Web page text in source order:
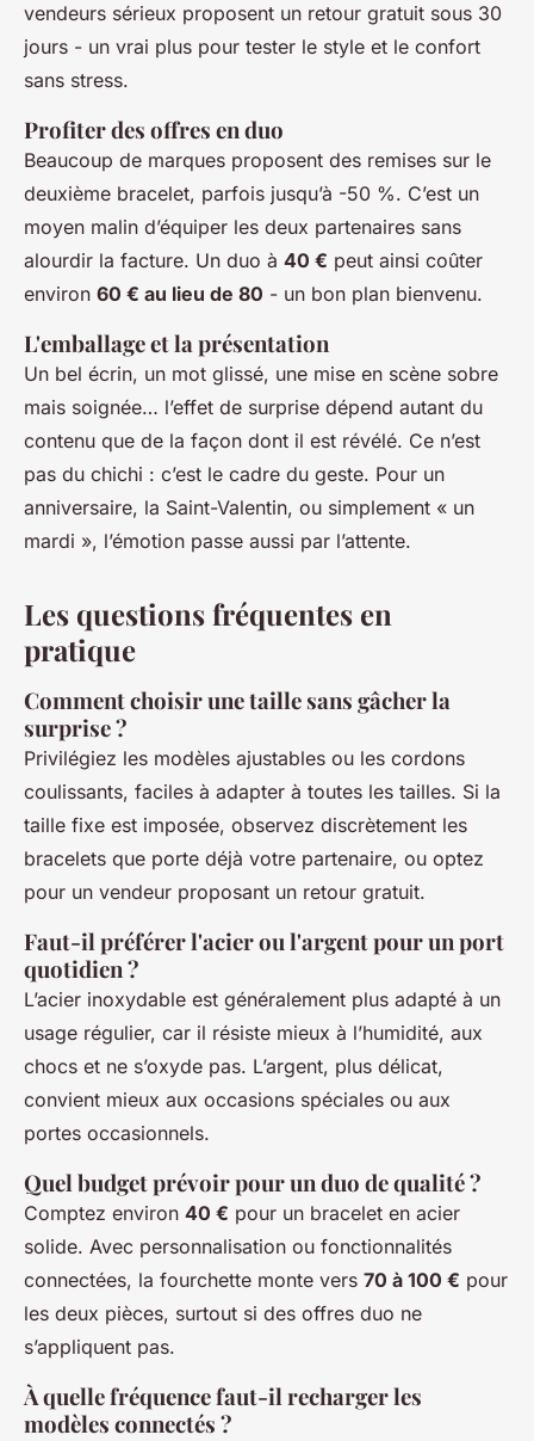
vendeurs sérieux proposent un retour gratuit sous 30
jours - un vrai plus pour tester le style et le confort
sans stress.
Profiter des offres en duo
Beaucoup de marques proposent des remises sur le
deuxième bracelet, parfois jusqu’à -50 %. C’est un
moyen malin d’équiper les deux partenaires sans
alourdir la facture. Un duo à 40 € peut ainsi coûter
environ 60 € au lieu de 80 - un bon plan bienvenu.
L'emballage et la présentation
Un bel écrin, un mot glissé, une mise en scène sobre
mais soignée… l’effet de surprise dépend autant du
contenu que de la façon dont il est révélé. Ce n’est
pas du chichi : c’est le cadre du geste. Pour un
anniversaire, la Saint-Valentin, ou simplement « un
mardi », l’émotion passe aussi par l’attente.
Les questions fréquentes en
pratique
Comment choisir une taille sans gâcher la
surprise ?
Privilégiez les modèles ajustables ou les cordons
coulissants, faciles à adapter à toutes les tailles. Si la
taille fixe est imposée, observez discrètement les
bracelets que porte déjà votre partenaire, ou optez
pour un vendeur proposant un retour gratuit.
Faut-il préférer l'acier ou l'argent pour un port
quotidien ?
L’acier inoxydable est généralement plus adapté à un
usage régulier, car il résiste mieux à l’humidité, aux
chocs et ne s’oxyde pas. L’argent, plus délicat,
convient mieux aux occasions spéciales ou aux
portes occasionnels.
Quel budget prévoir pour un duo de qualité ?
Comptez environ 40 € pour un bracelet en acier
solide. Avec personnalisation ou fonctionnalités
connectées, la fourchette monte vers 70 à 100 € pour
les deux pièces, surtout si des offres duo ne
s’appliquent pas.
À quelle fréquence faut-il recharger les
modèles connectés ?